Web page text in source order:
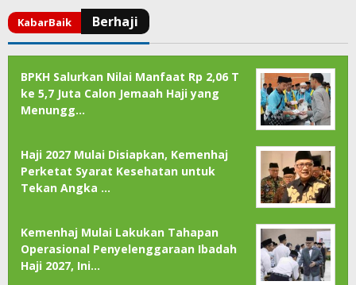
BPKH Salurkan Nilai Manfaat Rp 2,06 T
ke 5,7 Juta Calon Jemaah Haji yang
Menungg…
Haji 2027 Mulai Disiapkan, Kemenhaj
Perketat Syarat Kesehatan untuk
Tekan Angka …
Kemenhaj Mulai Lakukan Tahapan
Operasional Penyelenggaraan Ibadah
Haji 2027, Ini…